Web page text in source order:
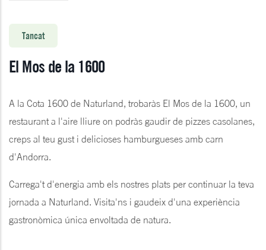
Tancat
El Mos de la 1600
A la Cota 1600 de Naturland, trobaràs El Mos de la 1600, un
restaurant a l'aire lliure on podràs gaudir de pizzes casolanes,
creps al teu gust i delicioses hamburgueses amb carn
d'Andorra.
Carrega't d'energia amb els nostres plats per continuar la teva
jornada a Naturland. Visita'ns i gaudeix d'una experiència
gastronòmica única envoltada de natura.